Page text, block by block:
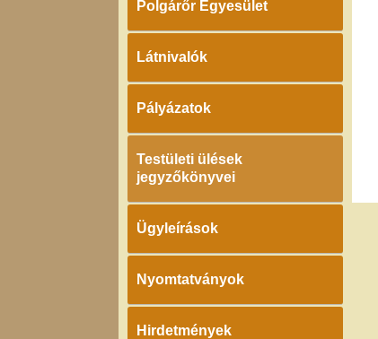
Polgárőr Egyesület
Látnivalók
Pályázatok
Testületi ülések
jegyzőkönyvei
Ügyleírások
Nyomtatványok
Hirdetmények